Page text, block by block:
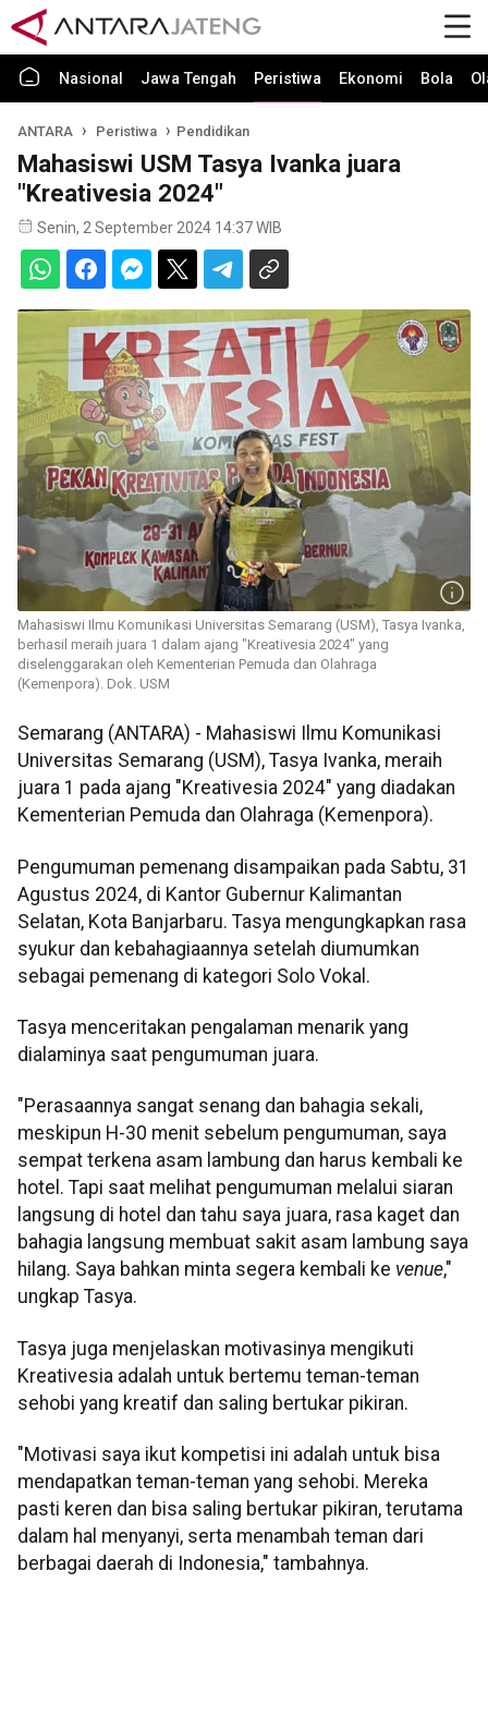
Nasional Jawa Tengah Peristiwa Ekonomi Bola
ANTARA Peristiwa Pendidikan
Mahasiswi USM Tasya Ivanka juara
"Kreativesia 2024"
Senin, 2 September 2024 14:37 WIB
Mahasiswi Ilmu Komunikasi Universitas Semarang (USM), Tasya Ivanka,
berhasil meraih juara 1 dalam ajang "Kreativesia 2024" yang
diselenggarakan oleh Kementerian Pemuda dan Olahraga
(Kemenpora). Dok. USM
Semarang (ANTARA) - Mahasiswi Ilmu Komunikasi
Universitas Semarang (USM), Tasya Ivanka, meraih
juara 1 pada ajang "Kreativesia 2024" yang diadakan
Kementerian Pemuda dan Olahraga (Kemenpora).
Pengumuman pemenang disampaikan pada Sabtu, 31
Agustus 2024, di Kantor Gubernur Kalimantan
Selatan, Kota Banjarbaru. Tasya mengungkapkan rasa
syukur dan kebahagiaannya setelah diumumkan
sebagai pemenang di kategori Solo Vokal.
Tasya menceritakan pengalaman menarik yang
dialaminya saat pengumuman juara.
"Perasaannya sangat senang dan bahagia sekali,
meskipun H-30 menit sebelum pengumuman, saya
sempat terkena asam lambung dan harus kembali ke
hotel. Tapi saat melihat pengumuman melalui siaran
langsung di hotel dan tahu saya juara, rasa kaget dan
bahagia langsung membuat sakit asam lambung saya
hilang. Saya bahkan minta segera kembali ke venue,"
ungkap Tasya.
Tasya juga menjelaskan motivasinya mengikuti
Kreativesia adalah untuk bertemu teman-teman
sehobi yang kreatif dan saling bertukar pikiran.
"Motivasi saya ikut kompetisi ini adalah untuk bisa
mendapatkan teman-teman yang sehobi. Mereka
pasti keren dan bisa saling bertukar pikiran, terutama
dalam hal menyanyi, serta menambah teman dari
berbagai daerah di Indonesia," tambahnya.